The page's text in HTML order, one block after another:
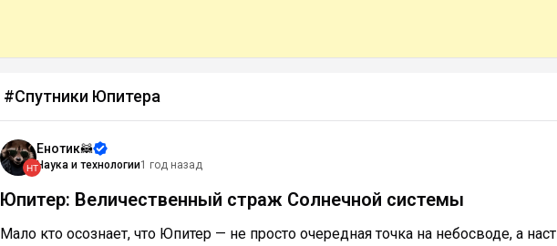
#Спутники Юпитера
Енотик🦝
Наука и технологии1 год назад
Юпитер: Величественный страж Солнечной системы
Мало кто осознает, что Юпитер — не просто очередная точка на небосводе, а наст